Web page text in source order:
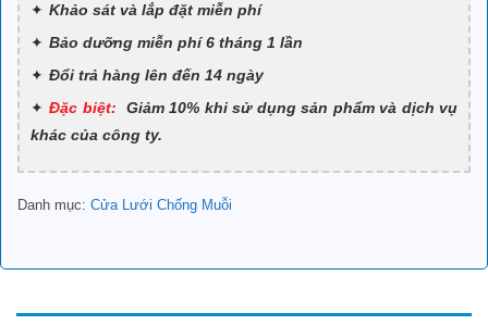
Khảo sát và lắp đặt miễn phí
Bảo dưỡng miễn phí 6 tháng 1 lần
Đổi trả hàng lên đến 14 ngày
Đặc biệt: Giảm 10% khi sử dụng sản phẩm và dịch vụ
khác của công ty.
Danh mục: Cửa Lưới Chống Muỗi